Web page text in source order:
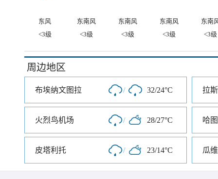
东风 东南风 东南风 东南风
东南
<3级
<3级 <3级 <3级 <3级
周边地区
布埃纳文图拉 / 32/24°C
火烈鸟机场 / 28/27°C 哈
皮塔利托 / 23/14°C 瓜